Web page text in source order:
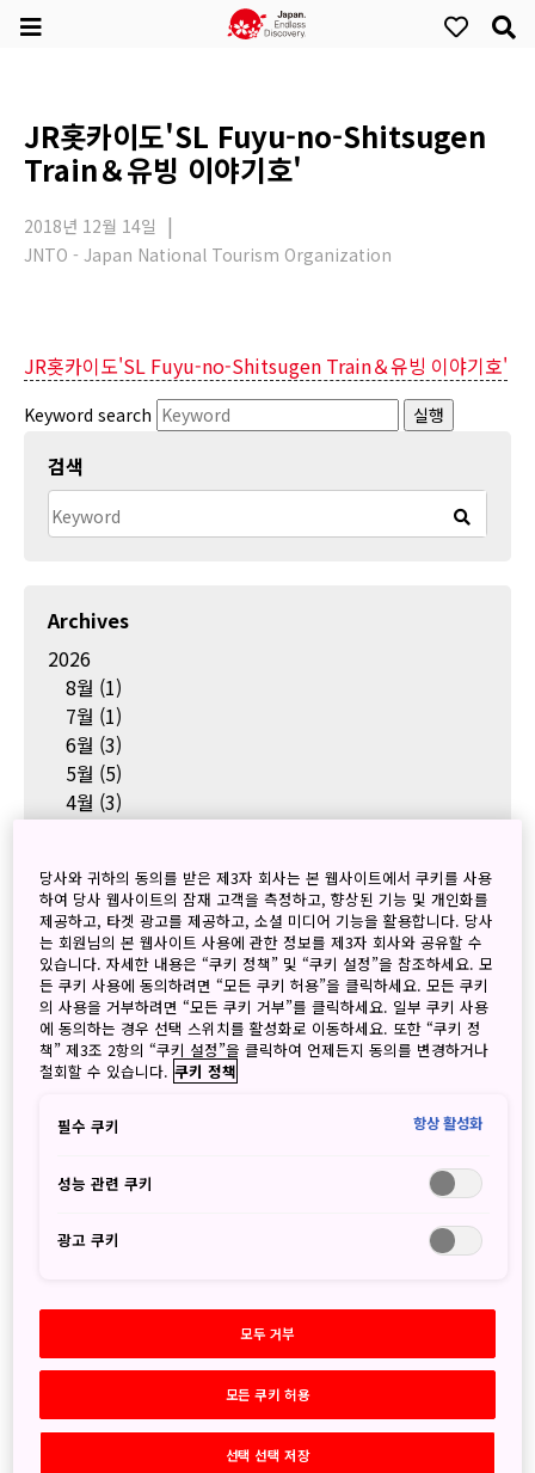
JR홋카이도'SL Fuyu-no-Shitsugen
Train＆유빙 이야기호'
2018년 12월 14일
JNTO - Japan National Tourism Organization
JR홋카이도'SL Fuyu-no-Shitsugen Train＆유빙 이야기호'
Keyword search 실행
검색
Archives
2026
8월 (1)
7월 (1)
6월 (3)
5월 (5)
4월 (3)
1월(4)
2025
12월(2)
11월(5)
10월(6)
9월(4)
8월(2)
7월 (7)
6월(3)
4월(2)
2월(6)
12월(2)
9월(4)
7월(8)
당사와 귀하의 동의를 받은 제3자 회사는 본 웹사이트에서 쿠키를 사용
하여 당사 웹사이트의 잠재 고객을 측정하고, 향상된 기능 및 개인화를
제공하고, 타겟 광고를 제공하고, 소셜 미디어 기능을 활용합니다. 당사
는 회원님의 본 웹사이트 사용에 관한 정보를 제3자 회사와 공유할 수
있습니다. 자세한 내용은 “쿠키 정책” 및 “쿠키 설정”을 참조하세요. 모
든 쿠키 사용에 동의하려면 “모든 쿠키 허용”을 클릭하세요. 모든 쿠키
의 사용을 거부하려면 “모든 쿠키 거부”를 클릭하세요. 일부 쿠키 사용
에 동의하는 경우 선택 스위치를 활성화로 이동하세요. 또한 “쿠키 정
책” 제3조 2항의 “쿠키 설정”을 클릭하여 언제든지 동의를 변경하거나
철회할 수 있습니다. 쿠키 정책
필수 쿠키 항상 활성화
성능 관련 쿠키
광고 쿠키
모두 거부
모든 쿠키 허용
선택 선택 저장